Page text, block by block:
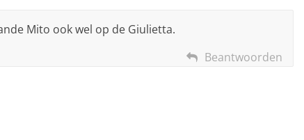
Mito ook wel op de Giulietta.
Beantwoorden